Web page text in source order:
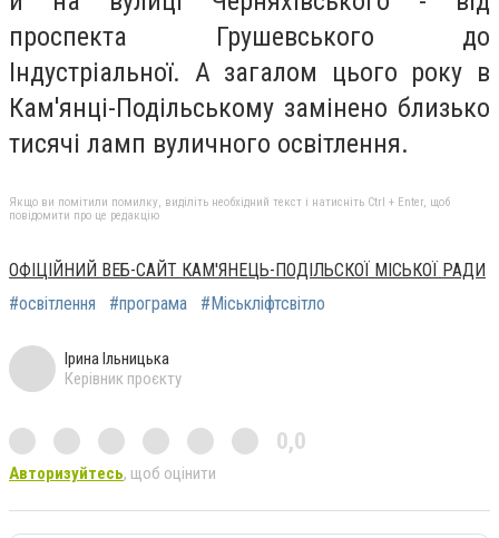
проспекта Грушевського до
Індустріальної. А загалом цього року в
Кам'янці-Подільському замінено близько
тисячі ламп вуличного освітлення.
Якщо ви помітили помилку, виділіть необхідний текст і натисніть Ctrl + Enter, щоб
повідомити про це редакцію
ОФІЦІЙНИЙ ВЕБ-САЙТ КАМ'ЯНЕЦЬ-ПОДІЛЬСКОЇ МІСЬКОЇ РАДИ
#освітлення
#програма #Міськліфтсвітло
Ірина Ільницька
Керівник проєкту
0,0
Авторизуйтесь, щоб оцінити